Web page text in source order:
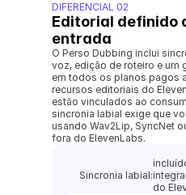
DIFERENCIAL 02
Editorial definido
entrada
O Perso Dubbing inclui
voz, edição de roteiro e um
em todos os planos pagos
recursos editoriais do
estão vinculados ao
sincronia labial exige que
usando Wav2Lip, SyncNet
fora do ElevenLabs.
Sincronia labial:
do